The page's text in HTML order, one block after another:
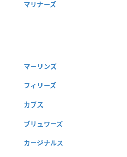
マリナーズ
マーリンズ
フィリーズ
カブス
ブリュワーズ
カージナルス